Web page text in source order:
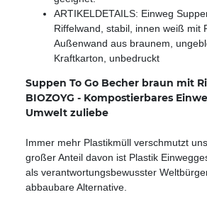
ARTIKELDETAILS: Einweg
Riffelwand, stabil, innen weiß mit
Außenwand aus braunem,
Kraftkarton, unbedruckt
Suppen To Go Becher braun mit
BIOZOYG - Kompostierbares
Umwelt zuliebe
Immer mehr Plastikmüll verschmutzt
großer Anteil davon ist Plastik
als verantwortungsbewusster
abbaubare Alternative.